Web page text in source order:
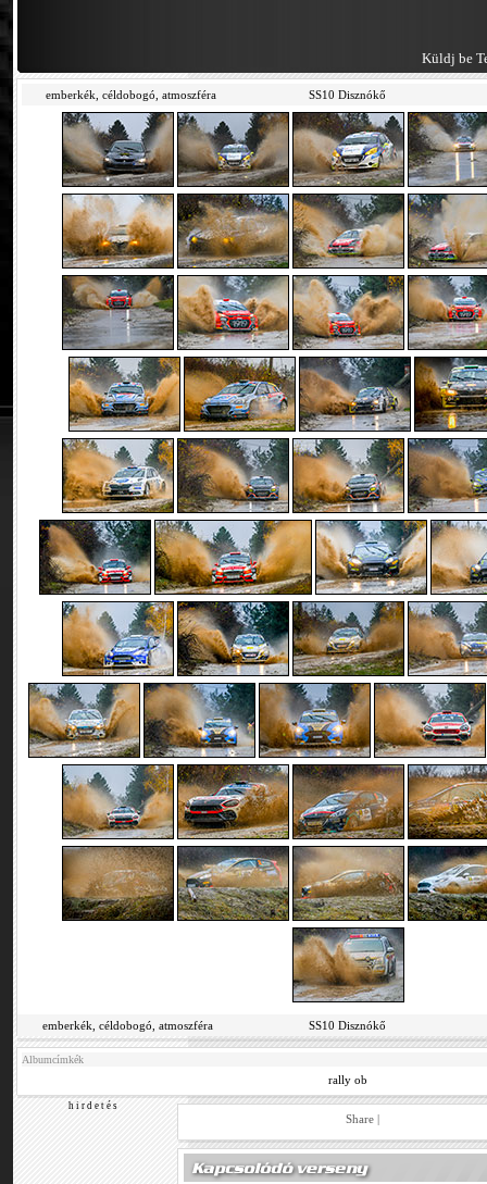
Küldj be
emberkék, céldobogó, atmoszféra SS10 Disznókő
emberkék, céldobogó, atmoszféra SS10 Disznókő
Albumcímkék
rally ob
h i r d e t é s
Share |